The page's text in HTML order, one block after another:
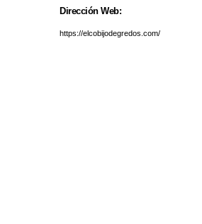
Dirección Web:
https://elcobijodegredos.com/